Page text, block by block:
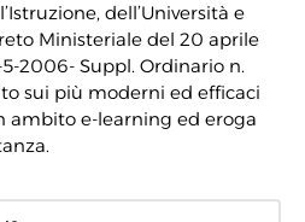
dell’Università e
Ministeriale del 20 aprile
5-2006- Suppl. Ordinario n.
sui più moderni ed efficaci
ambito e-learning ed eroga